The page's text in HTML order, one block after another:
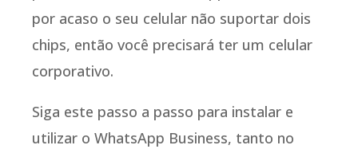
por acaso o seu celular não suportar dois
chips, então você precisará ter um celular
corporativo.
Siga este passo a passo para instalar e
utilizar o WhatsApp Business, tanto no